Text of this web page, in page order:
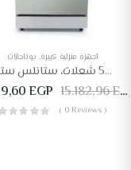
أجهزة منزلية كبيرة, بوتاجازات
بوتجاز غاز وايت بوينت، 5 شعلات، ستانلس ستيل – WPGC9060XA
EGP 15.182,96EGP
( 0 Reviews )